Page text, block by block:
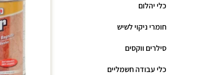
כלי יהלום
חומרי ניקוי לשיש
סילרים ווקסים
כלי עבודה חשמליים